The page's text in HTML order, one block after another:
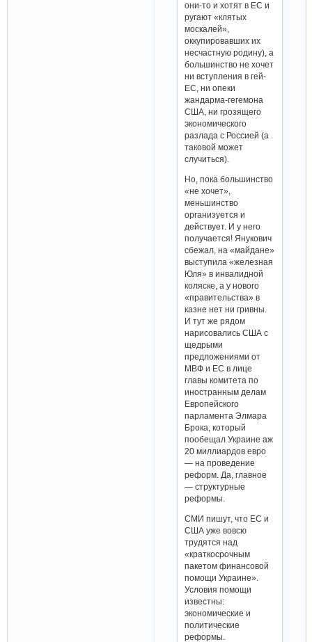
они-то и хотят в ЕС и
ругают «клятых
москалей»,
оккупировавших их
несчастную родину), а
большинство не хочет
ни вступления в гей-
ЕС, ни опеки
жандарма-гегемона
США, ни грозящего
экономического
разлада с Россией (а
таковой может
случиться).
Но, пока большинство
«не хочет»,
меньшинство
организуется и
действует. И у него
получается! Янукович
сбежал, на «майдане»
выступила «железная
Юля» в инвалидной
коляске, а у нового
«правительства» в
казне нет ни гривны.
И тут же рядом
нарисовались США с
щедрыми
предложениями от
МВФ и ЕС в лице
главы комитета по
иностранным делам
Европейского
парламента Элмара
Брока, который
пообещал Украине аж
20 миллиардов евро
— на проведение
реформ. Да, главное
— структурные
реформы.
СМИ пишут, что ЕС и
США уже вовсю
трудятся над
«краткосрочным
пакетом финансовой
помощи Украине».
Условия помощи
известны:
экономические и
политические
реформы.